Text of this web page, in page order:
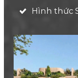
Hình thức